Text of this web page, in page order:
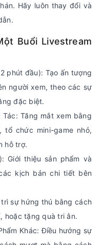
Hãy luôn thay đổi và
Buổi Livestream
phút đầu): Tạo ấn tượng
người xem, theo các sự
đặc biệt.
Tăng mắt xem bằng
chức mini-game nhỏ,
hỗ trợ.
Giới thiệu sản phẩm và
kịch bản chi tiết bên
trì sự hứng thú bằng cách
hoặc tặng quà tri ân.
Khác: Điều hướng sự